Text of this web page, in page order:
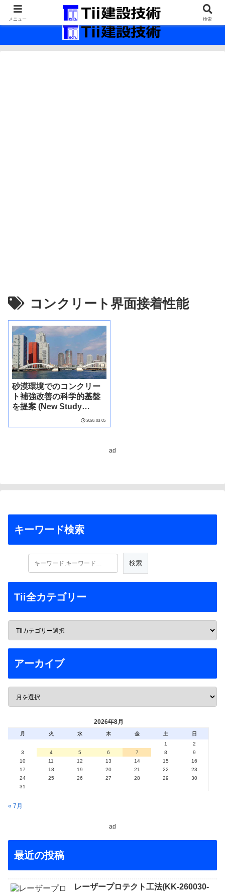
最新の建設技術の情報インフラ。
コンクリート界面接着性能
砂漠環境でのコンクリー
ト補強改善の科学的基盤
を提案 (New Study
Proposes Scientific
Basis for Improving
2026-03-05
ad
キーワード検索
Tii全カテゴリー
アーカイブ
2026年8月
月 火 水 木 金 土
日
1
2
3
4 5 6 7 8
9
10
11 12 13 14 15
16
17
18 19 20 21 22
23
24
25 26 27 28 29
30
31
« 7月
ad
最近の投稿
レーザープロテクト⼯法(KK-260030-
メニュー 検索